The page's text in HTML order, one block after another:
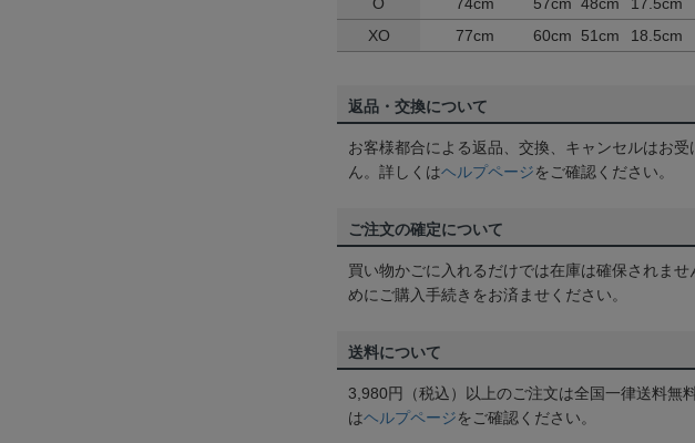
XO
77cm 60cm 51cm 18.5cm
返品・交換について
お客様都合による返品、交換、キャンセルはお受
ん。詳しくはヘルプページをご確認ください。
ご注文の確定について
買い物かごに入れるだけでは在庫は確保されませ
めにご購入手続きをお済ませください。
送料について
3,980円（税込）以上のご注文は全国一律送料無
はヘルプページをご確認ください。